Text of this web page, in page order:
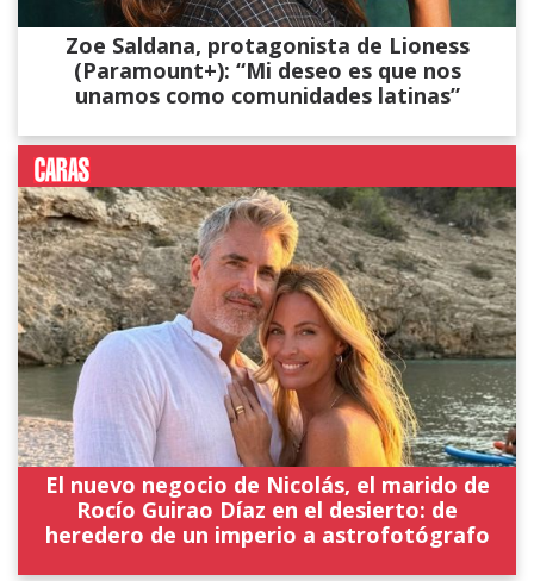
Zoe Saldana, protagonista de Lioness
(Paramount+): “Mi deseo es que nos
unamos como comunidades latinas”
El nuevo negocio de Nicolás, el marido de
Rocío Guirao Díaz en el desierto: de
heredero de un imperio a astrofotógrafo